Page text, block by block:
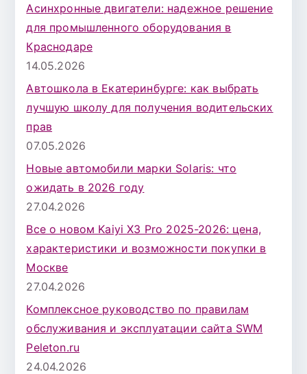
Асинхронные двигатели: надежное решение
для промышленного оборудования в
Краснодаре
14.05.2026
Автошкола в Екатеринбурге: как выбрать
лучшую школу для получения водительских
прав
07.05.2026
Новые автомобили марки Solaris: что
ожидать в 2026 году
27.04.2026
Все о новом Kaiyi X3 Pro 2025-2026: цена,
характеристики и возможности покупки в
Москве
27.04.2026
Комплексное руководство по правилам
обслуживания и эксплуатации сайта SWM
Peleton.ru
24.04.2026